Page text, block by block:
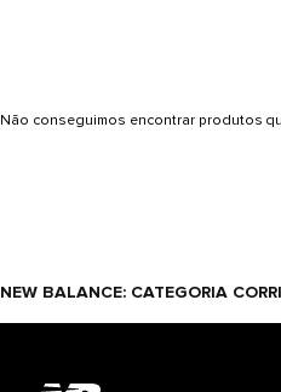
Não conseguimos encontrar produtos
NEW BALANCE: CATEGORIA